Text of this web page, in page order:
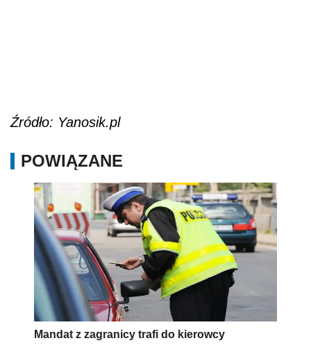
Źródło: Yanosik.pl
POWIĄZANE
Mandat z zagranicy trafi do kierowcy